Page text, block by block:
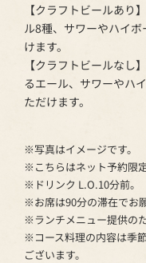
【クラフトビールあり
ル8種、サワーやハイ
けます。
【クラフトビールなし
るエール、サワーやハ
ただけます。
※写真はイメージです。
※こちらはネット予約限
※ドリンク L.O.10分前。
※お席は90分の滞在でお
※ランチメニュー提供の
※コース料理の内容は季
ございます。